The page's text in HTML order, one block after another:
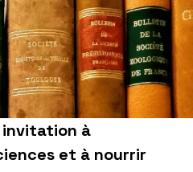
invitation à
et à nourrir